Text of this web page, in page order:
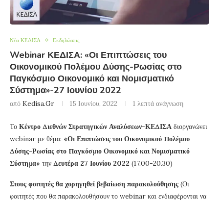
Νέα ΚΕΔΙΣΑ Εκδηλώσεις
Webinar ΚΕΔΙΣΑ: «Οι Επιπτώσεις του
Οικονομικού Πολέμου Δύσης-Ρωσίας στο
Παγκόσμιο Οικονομικό και Νομισματικό
Σύστημα»-27 Ιουνίου 2022
από Kedisa.gr 15 Ιουνίου, 2022 1 λεπτά ανάγνωση
Το Κέντρο Διεθνών Στρατηγικών Αναλύσεων-ΚΕΔΙΣΑ διοργανώνει
webinar με θέμα: «Οι Επιπτώσεις του Οικονομικού Πολέμου
Δύσης-Ρωσίας στο Παγκόσμιο Οικονομικό και Νομισματικό
Σύστημα» την Δευτέρα 27 Ιουνίου 2022 (17.00-20.30)
Στους φοιτητές θα χορηγηθεί βεβαίωση παρακολούθησης (Οι
φοιτητές που θα παρακολουθήσουν το webinar και ενδιαφέρονται να